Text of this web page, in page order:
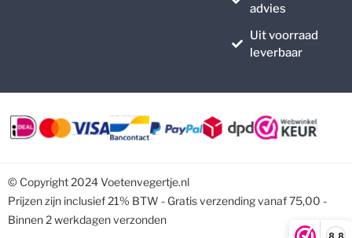
8,8
advies
Uit voorraad
leverbaar
© Copyright 2024 Voetenvegertje.nl
Prijzen zijn inclusief 21% BTW - Gratis verzending vanaf 75,00 -
Binnen 2 werkdagen verzonden